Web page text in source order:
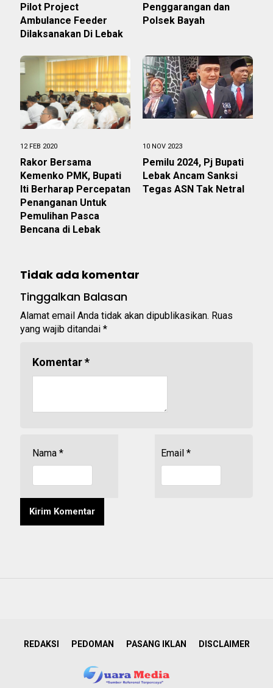
Pilot Project
Ambulance Feeder
Dilaksanakan Di Lebak
Penggarangan dan
Polsek Bayah
12 FEB 2020
Rakor Bersama
Kemenko PMK, Bupati
Iti Berharap Percepatan
Penanganan Untuk
Pemulihan Pasca
Bencana di Lebak
10 NOV 2023
Pemilu 2024, Pj Bupati
Lebak Ancam Sanksi
Tegas ASN Tak Netral
Tidak ada komentar
Tinggalkan Balasan
Alamat email Anda tidak akan dipublikasikan. Ruas
yang wajib ditandai *
Komentar*
Nama * Email *
REDAKSI PEDOMAN PASANG IKLAN DISCLAIMER